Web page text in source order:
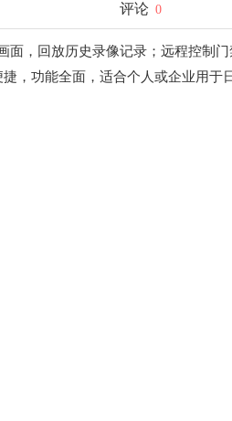
评论 0
面，回放历史录像记录；远程控制
，功能全面，适合个人或企业用于